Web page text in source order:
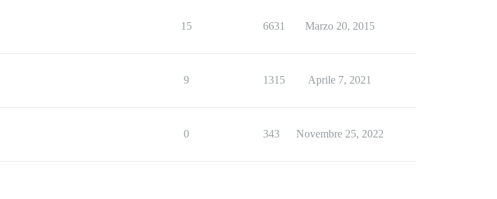
15 6631 Marzo 20, 2015
9 1315 Aprile 7, 2021
0 343 Novembre 25, 2022